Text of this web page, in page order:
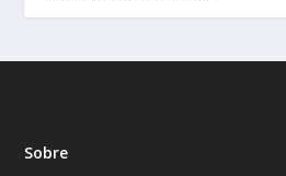
Sobre